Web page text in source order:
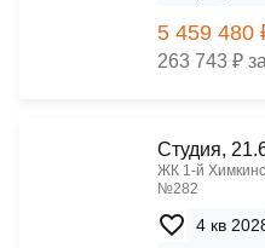
5 459 480
263 743 ₽
Cтудия,
ЖК 1‑й
№282
4 кв